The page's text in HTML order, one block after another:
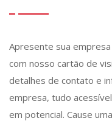
Apresente sua
com nosso cartão de
detalhes de contato e
empresa, tudo
em potencial. Cause